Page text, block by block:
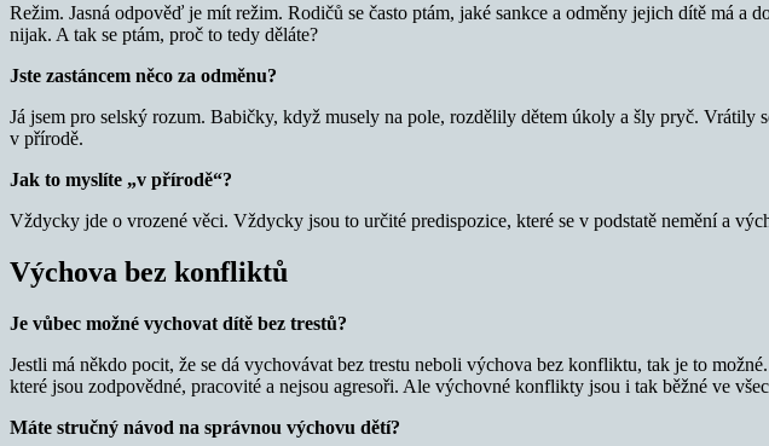
Režim. Jasná odpověď je mít režim. Rodičů se často ptám, jaké sankce a odměny jejich dítě má
nijak. A tak se ptám, proč to tedy děláte?
Jste zastáncem něco za odměnu?
Já jsem pro selský rozum. Babičky, když musely na pole, rozdělily dětem úkoly a šly pryč.
v přírodě.
Jak to myslíte „v přírodě“?
Vždycky jde o vrozené věci. Vždycky jsou to určité predispozice, které se v podstatě nemění a
Výchova bez konfliktů
Je vůbec možné vychovat dítě bez trestů?
Jestli má někdo pocit, že se dá vychovávat bez trestu neboli výchova bez konfliktu, tak je to
které jsou zodpovědné, pracovité a nejsou agresoři. Ale výchovné konflikty jsou i tak běžné ve
Máte stručný návod na správnou výchovu dětí?